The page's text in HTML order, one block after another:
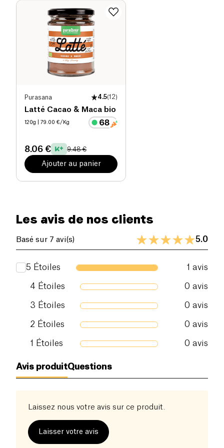
Purasana 4.5(12)
Latté Cacao & Maca bio
120g | 79.00 €/Kg
8.06 € 9.48 €
Ajouter au panier
Disponible à la livraison en France et en Italie
uniquement.
Vendu par la société de droit français BBAN,
numéro de Siret: 92150743000012
Les avis de nos clients
Basé sur 7 avi(s) 5.0
5 Étoiles 1 avis
4 Étoiles 0 avis
3 Étoiles 0 avis
2 Étoiles 0 avis
1 Étoiles 0 avis
Avis produitQuestions
Laissez nous votre avis sur ce produit.
Laisser votre avis